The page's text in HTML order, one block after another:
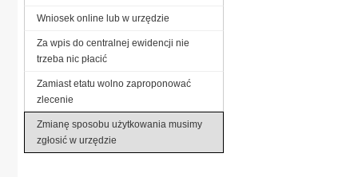
Wniosek online lub w urzędzie
Za wpis do centralnej ewidencji nie
trzeba nic płacić
Zamiast etatu wolno zaproponować
zlecenie
Zmianę sposobu użytkowania musimy
zgłosić w urzędzie